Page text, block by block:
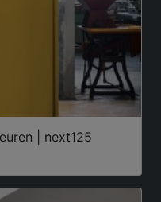
| next125